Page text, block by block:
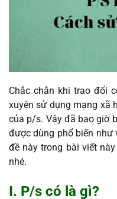
Chắc chắn khi trao đổi
xuyên sử dụng mạng xã
của p/s. Vậy đã bao giờ
được dùng phổ biến như
đề này trong bài viết này
nhé.
I. P/s có là gì?